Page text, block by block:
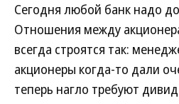
Сегодня любой банк надо
Отношения между
всегда строятся так:
акционеры когда-то дали
теперь нагло требуют